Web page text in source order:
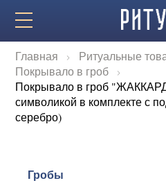
Главная Ритуальные
Покрывало в гроб
Покрывало в гроб
символикой в комплекте с
серебро)
Гробы